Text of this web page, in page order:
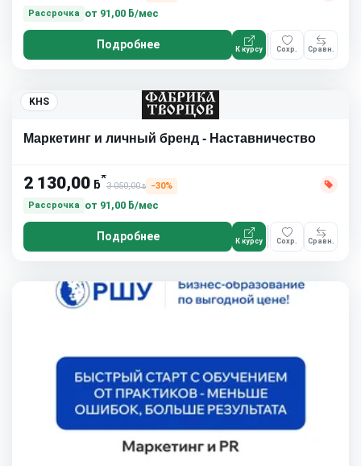
Рассрочка от 91,00 ƃ/мес
Подробнее К курсу Сохр. Сравн.
KHS
Маркетинг и личный бренд - Наставничество
2 130,00 ƃ*
3 050,00ƃ
−30%
Рассрочка
от 91,00 ƃ/мес
Подробнее К курсу Сохр. Сравн.